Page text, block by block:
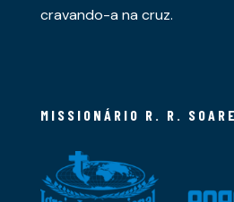
cravando-a na cruz.
MISSIONÁRIO R. R.